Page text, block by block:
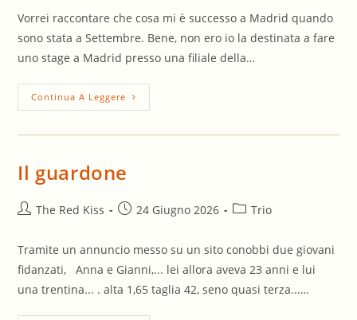
Vorrei raccontare che cosa mi è successo a Madrid quando
sono stata a Settembre. Bene, non ero io la destinata a fare
uno stage a Madrid presso una filiale della…
Continua A Leggere Madrid
Il guardone
AutoreThe Red Kiss
Articolo24 Giugno 2026
Categoria
Trio
Tramite un annuncio messo su un sito conobbi due giovani
fidanzati, Anna e Gianni,... lei allora aveva 23 anni e lui
una trentina... . alta 1,65 taglia 42, seno quasi terza...…